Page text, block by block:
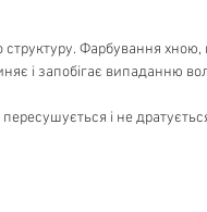
Фарбування хною,
і запобігає випаданню
пересушується і не